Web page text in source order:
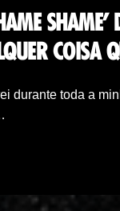
SHAME’
COISA
durante toda a